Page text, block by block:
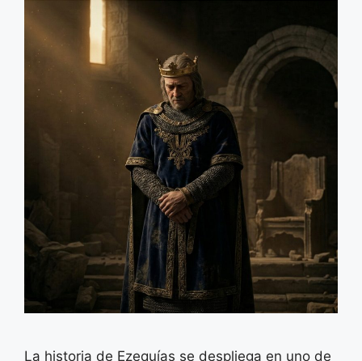
La historia de Ezequías se despliega en uno de